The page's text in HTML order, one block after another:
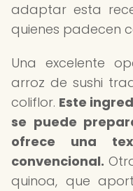
adaptar esta
quienes padecen
Una excelente
arroz de sushi
coliflor. Este
se puede
ofrece una
convencional.
quinoa, que